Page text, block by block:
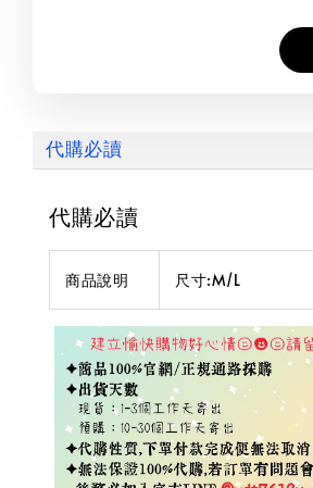
代購必讀
代購必讀
商品說明 尺寸:M/L